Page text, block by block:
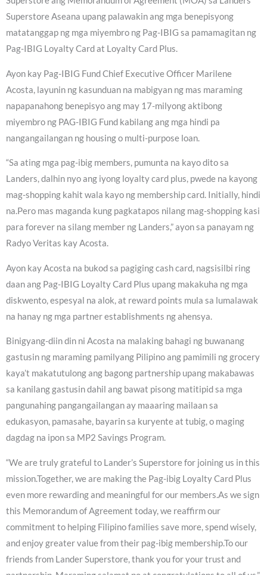
Superstore Aseana upang palawakin ang mga benepisyong
matatanggap ng mga miyembro ng Pag-IBIG sa pamamagitan ng
Pag-IBIG Loyalty Card at Loyalty Card Plus.
Ayon kay Pag-IBIG Fund Chief Executive Officer Marilene
Acosta, layunin ng kasunduan na mabigyan ng mas maraming
napapanahong benepisyo ang may 17-milyong aktibong
miyembro ng PAG-IBIG Fund kabilang ang mga hindi pa
nangangailangan ng housing o multi-purpose loan.
“Sa ating mga pag-ibig members, pumunta na kayo dito sa
Landers, dalhin nyo ang iyong loyalty card plus, pwede na kayong
mag-shopping kahit wala kayo ng membership card. Initially, hindi
na.Pero mas maganda kung pagkatapos nilang mag-shopping kasi
para forever na silang member ng Landers,” ayon sa panayam ng
Radyo Veritas kay Acosta.
Ayon kay Acosta na bukod sa pagiging cash card, nagsisilbi ring
daan ang Pag-IBIG Loyalty Card Plus upang makakuha ng mga
diskwento, espesyal na alok, at reward points mula sa lumalawak
na hanay ng mga partner establishments ng ahensya.
Binigyang-diin din ni Acosta na malaking bahagi ng buwanang
gastusin ng maraming pamilyang Pilipino ang pamimili ng grocery
kaya’t makatutulong ang bagong partnership upang makabawas
sa kanilang gastusin dahil ang bawat pisong matitipid sa mga
pangunahing pangangailangan ay maaaring mailaan sa
edukasyon, pamasahe, bayarin sa kuryente at tubig, o maging
dagdag na ipon sa MP2 Savings Program.
“We are truly grateful to Lander’s Superstore for joining us in this
mission.Together, we are making the Pag-ibig Loyalty Card Plus
even more rewarding and meaningful for our members.As we sign
this Memorandum of Agreement today, we reaffirm our
commitment to helping Filipino families save more, spend wisely,
and enjoy greater value from their pag-ibig membership.To our
friends from Lander Superstore, thank you for your trust and